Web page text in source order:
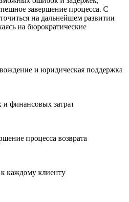
завершение процесса. С
на дальнейшем развитии
на бюрократические
и юридическая поддержка
финансовых затрат
процесса возврата
каждому клиенту